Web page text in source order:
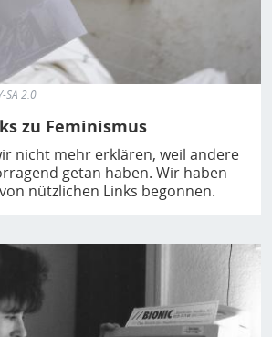
SA 2.0
zu Feminismus
nicht mehr erklären, weil andere
getan haben. Wir haben
nützlichen Links begonnen.